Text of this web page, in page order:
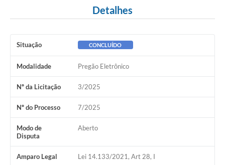
Detalhes
Situação CONCLUÍDO
Modalidade Pregão Eletrônico
Nº da Licitação 3/2025
Nº do Processo 7/2025
Modo de
Disputa
Aberto
Amparo Legal Lei 14.133/2021, Art 28, I